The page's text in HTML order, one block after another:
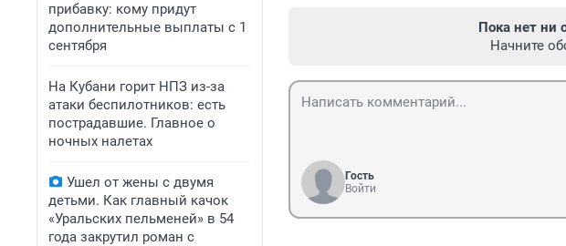
прибавку: кому придут
дополнительные выплаты с 1
сентября
На Кубани горит НПЗ из-за
атаки беспилотников: есть
пострадавшие. Главное о
ночных налетах
Ушел от жены с двумя
детьми. Как главный качок
«Уральских пельменей» в 54
года закрутил роман с
Пока нет ни
Начните
Гость
Войти